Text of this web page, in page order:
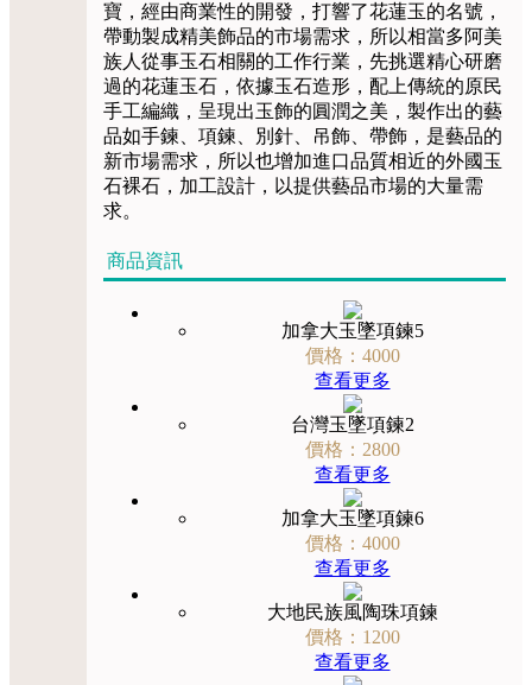
寶，經由商業性的開發，打響了花蓮玉的名號，
帶動製成精美飾品的市場需求，所以相當多阿美
族人從事玉石相關的工作行業，先挑選精心研磨
過的花蓮玉石，依據玉石造形，配上傳統的原民
手工編織，呈現出玉飾的圓潤之美，製作出的藝
品如手鍊、項鍊、別針、吊飾、帶飾，是藝品的
新市場需求，所以也增加進口品質相近的外國玉
石裸石，加工設計，以提供藝品市場的大量需
求。
商品資訊
加拿大玉墜項鍊5
價格：4000
查看更多
台灣玉墜項鍊2
價格：2800
查看更多
加拿大玉墜項鍊6
價格：4000
查看更多
大地民族風陶珠項鍊
價格：1200
查看更多